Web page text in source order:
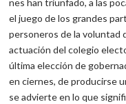
nes han triunfado, a las
el juego de los grandes
personeros de la voluntad
actuación del colegio
última elección de
en ciernes, de producirse
se advierte en lo que